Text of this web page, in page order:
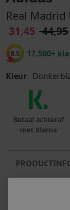
Real Madrid
31,45 44,95
9.5 17.500+
Kleur
Betaal achteraf
met Klarna
MATERIAAL &